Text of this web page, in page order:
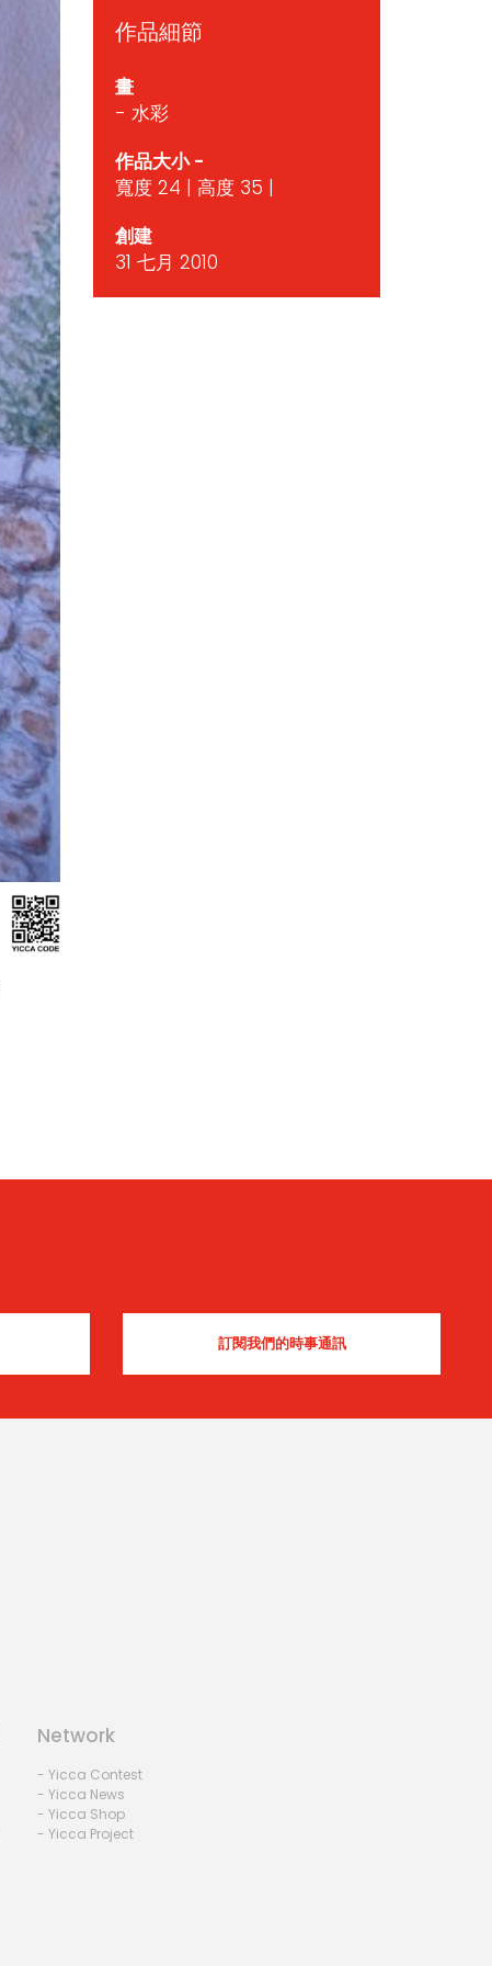
作品細節
畫
- 水彩
作品大小 -
寬度 24 | 高度 35 |
創建
31 七月 2010
Network
- Yicca Contest
- Yicca News
- Yicca Shop
- Yicca Project